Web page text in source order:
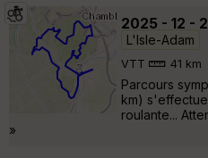
2025 - 12 -
L'Isle-Adam
VTT 41 km
Parcours
km)
roulante...
»